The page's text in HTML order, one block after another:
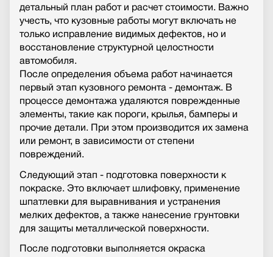
детальный план работ и расчет стоимости. Важно
учесть, что кузовные работы могут включать не
только исправление видимых дефектов, но и
восстановление структурной целостности
автомобиля.
После определения объема работ начинается
первый этап кузовного ремонта - демонтаж. В
процессе демонтажа удаляются поврежденные
элементы, такие как пороги, крылья, бамперы и
прочие детали. При этом производится их замена
или ремонт, в зависимости от степени
повреждений.
Следующий этап - подготовка поверхности к
покраске. Это включает шлифовку, применение
шпатлевки для выравнивания и устранения
мелких дефектов, а также нанесение грунтовки
для защиты металлической поверхности.
После подготовки выполняется окраска